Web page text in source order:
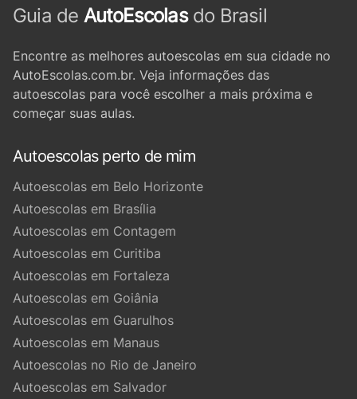
Guia de AutoEscolasdo Brasil
Encontre as melhores autoescolas em sua cidade no
AutoEscolas.com.br. Veja informações das
autoescolas para você escolher a mais próxima e
começar suas aulas.
Autoescolas perto de mim
Autoescolas em Belo Horizonte
Autoescolas em Brasília
Autoescolas em Contagem
Autoescolas em Curitiba
Autoescolas em Fortaleza
Autoescolas em Goiânia
Autoescolas em Guarulhos
Autoescolas em Manaus
Autoescolas no Rio de Janeiro
Autoescolas em Salvador